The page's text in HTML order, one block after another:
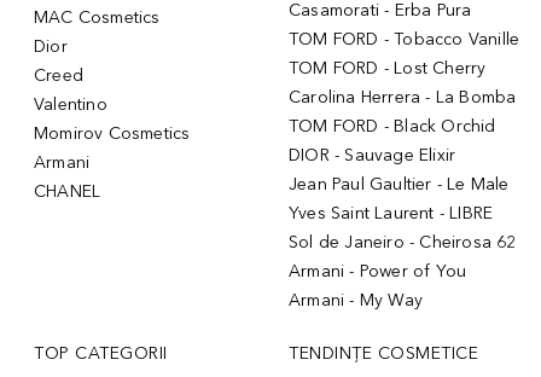
MAC Cosmetics
Dior
Creed
Valentino
Momirov Cosmetics
Armani
CHANEL
Casamorati - Erba Pura
TOM FORD - Tobacco Vanille
TOM FORD - Lost Cherry
Carolina Herrera - La Bomba
TOM FORD - Black Orchid
DIOR - Sauvage Elixir
Jean Paul Gaultier - Le Male
Yves Saint Laurent - LIBRE
Sol de Janeiro - Cheirosa 62
Armani - Power of You
Armani - My Way
TOP CATEGORII TENDINȚE COSMETICE